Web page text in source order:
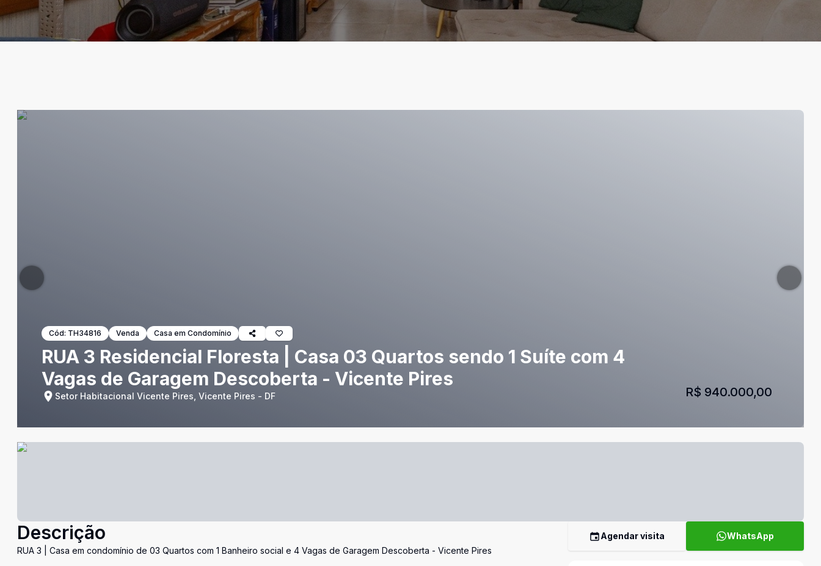
Cód: TH34816 Venda Casa em Condomínio
RUA 3 Residencial Floresta | Casa 03 Quartos sendo 1 Suíte com 4
Vagas de Garagem Descoberta - Vicente Pires
Setor Habitacional Vicente Pires, Vicente Pires - DF R$ 940.000,00
Descrição
RUA 3 | Casa em condomínio de 03 Quartos com 1 Banheiro social e 4 Vagas de Garagem Descoberta - Vicente Pires
Agendar visita WhatsApp